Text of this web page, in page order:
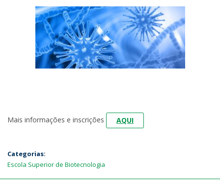
Mais informações e inscrições AQUI
Categorias:
Escola Superior de Biotecnologia